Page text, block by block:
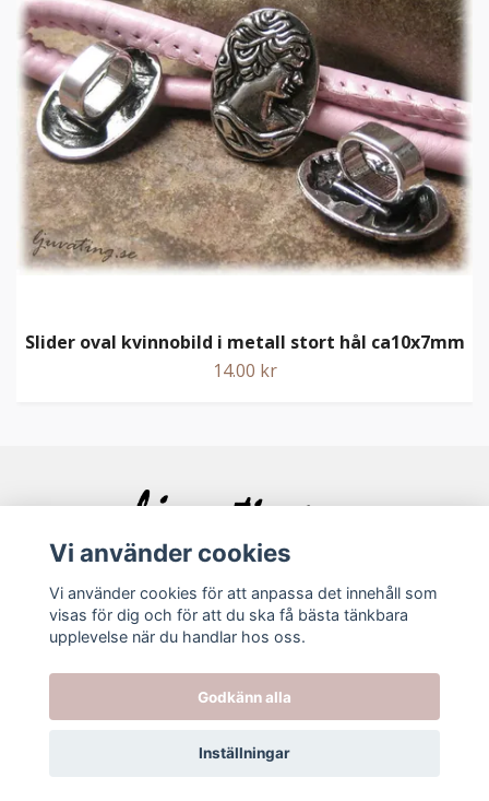
Slider oval kvinnobild i metall stort hål ca10x7mm
14.00 kr
Bolagsinfo
Köpvillkor
Vi använder cookies
Vi använder cookies för att anpassa det innehåll som
visas för dig och för att du ska få bästa tänkbara
upplevelse när du handlar hos oss.
Godkänn alla
Inställningar